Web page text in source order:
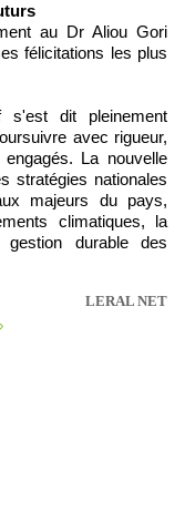
au Dr Aliou Gori
félicitations les plus
s'est dit pleinement
avec rigueur,
La nouvelle
stratégies nationales
majeurs du pays,
climatiques, la
durable des
LERAL NET